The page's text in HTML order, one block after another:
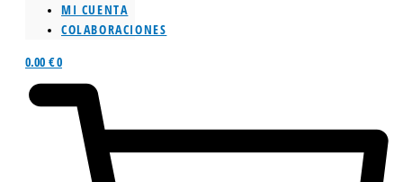
MI CUENTA
COLABORACIONES
0.00 €0